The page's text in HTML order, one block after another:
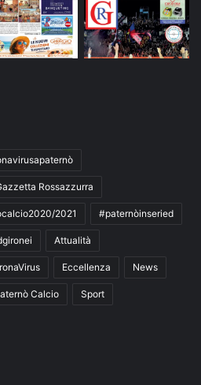
Rossazzurra
2021 #paternòinseried
Attualità
Eccellenza News
Calcio Sport